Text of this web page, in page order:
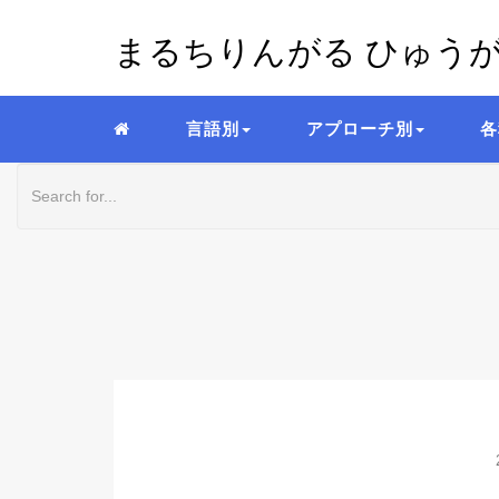
まるちりんがる ひゅう
言語別 アプローチ別